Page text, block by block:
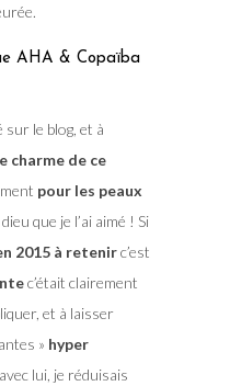
AHA & Copaïba
sur le blog, et à
charme de ce
pour les peaux
que je l’ai aimé ! Si
2015 à retenirc’est
c’était clairement
et à laisser
» hyper
lui, je réduisais